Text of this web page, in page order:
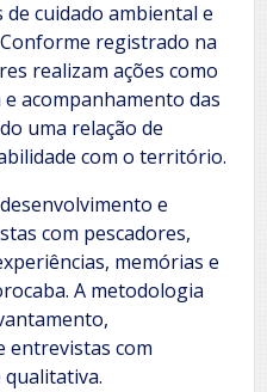
cuidado ambiental e
registrado na
realizam ações como
acompanhamento das
uma relação de
com o território.
e
com pescadores,
memórias e
A metodologia
entrevistas com